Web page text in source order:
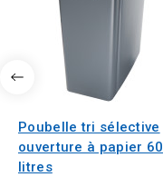
Poubelle tri sélective
ouverture à papier 60
litres